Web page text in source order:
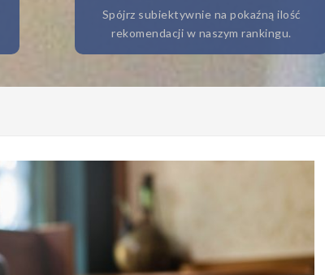
Spójrz subiektywnie na pokaźną ilość
rekomendacji w naszym rankingu.